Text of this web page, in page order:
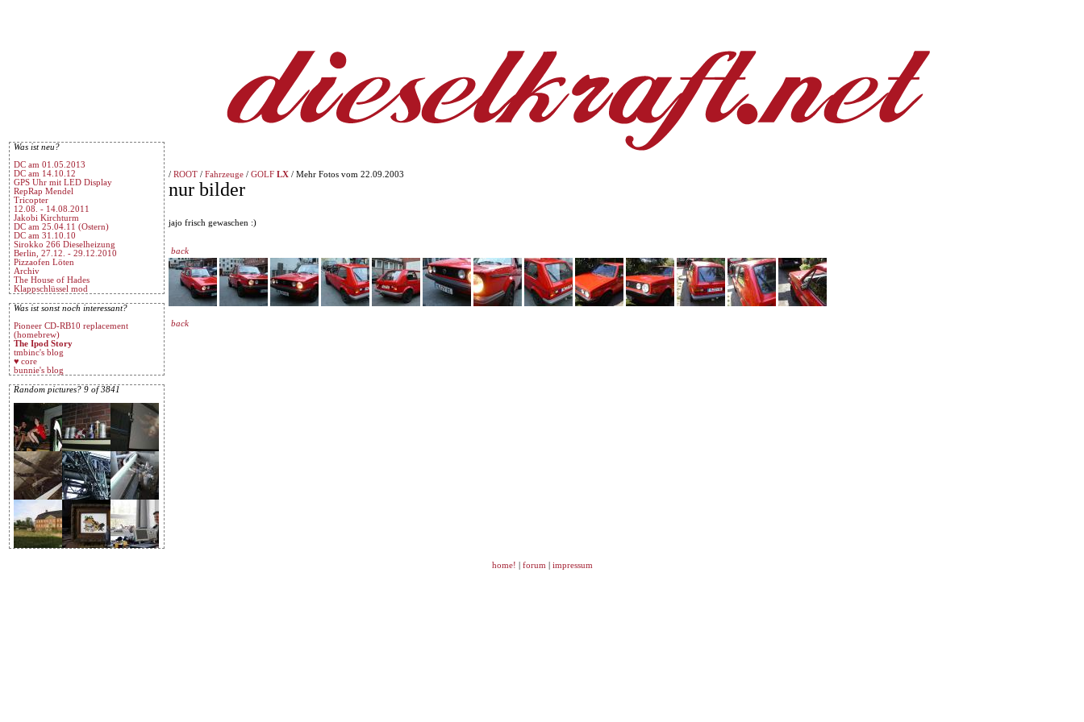
Was ist neu?
DC am 01.05.2013
DC am 14.10.12
GPS Uhr mit LED Display
RepRap Mendel
Tricopter
12.08. - 14.08.2011
Jakobi Kirchturm
DC am 25.04.11 (Ostern)
DC am 31.10.10
Sirokko 266 Dieselheizung
Berlin, 27.12. - 29.12.2010
Pizzaofen Löten
Archiv
The House of Hades
Klappschlüssel mod
Was ist sonst noch interessant?
Pioneer CD-RB10 replacement
(homebrew)
The Ipod Story
tmbinc's blog
♥ core
bunnie's blog
Random pictures? 9 of 3841
/ ROOT / Fahrzeuge / GOLF LX / Mehr Fotos vom 22.09.2003
nur bilder
jajo frisch gewaschen :)
back
back
home! forum impressum